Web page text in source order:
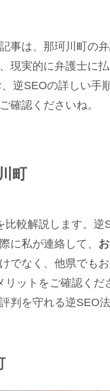
事は、那珂川町の
現実的に弁護士に
逆SEOの詳しい手
確認くださいね。
町
較解説します。逆
に私が連絡して、
でなく、他県でも
ットをご確認くだ
判を守れる逆SEO